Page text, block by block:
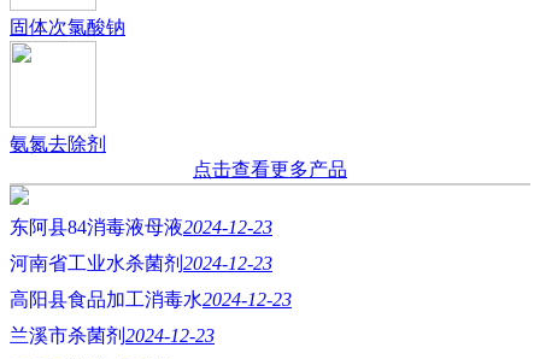
固体次氯酸钠
氨氮去除剂
点击查看更多产品
东阿县84消毒液母液2024-12-23
河南省工业水杀菌剂 2024-12-23
高阳县食品加工消毒水2024-12-23
兰溪市杀菌剂 2024-12-23